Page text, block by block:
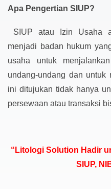
Apa Pengertian SIUP?
SIUP atau Izin Usaha
menjadi badan hukum
usaha untuk
undang-undang dan untuk
ini ditujukan tidak hanya
persewaan atau transaksi
“Litologi Solution Hadir
SIUP,